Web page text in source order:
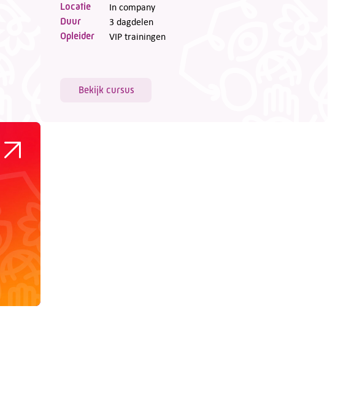
Locatie In company
Duur 3 dagdelen
Opleider VIP trainingen
Bekijk cursus